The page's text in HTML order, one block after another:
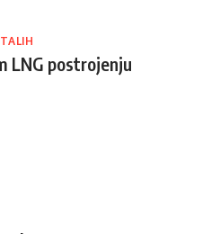
LNG postrojenju